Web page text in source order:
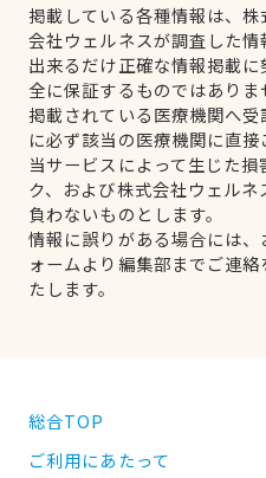
掲載している各種情報は、
会社ウェルネスが調査した情
出来るだけ正確な情報掲載
全に保証するものではありま
掲載されている医療機関へ
に必ず該当の医療機関に直接
当サービスによって生じた
ク、および株式会社ウェル
負わないものとします。
情報に誤りがある場合には
ォームより編集部までご連
たします。
総合TOP
ご利用にあたって